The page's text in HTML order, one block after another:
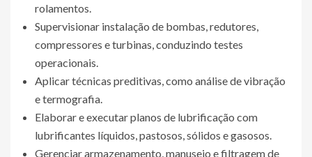
rolamentos.
Supervisionar instalação de bombas, redutores,
compressores e turbinas, conduzindo testes
operacionais.
Aplicar técnicas preditivas, como análise de vibração
e termografia.
Elaborar e executar planos de lubrificação com
lubrificantes líquidos, pastosos, sólidos e gasosos.
Gerenciar armazenamento, manuseio e filtragem de